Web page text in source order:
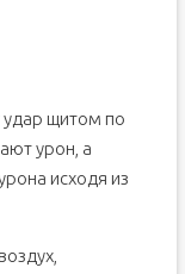
удар щитом по
урон, а
исходя из